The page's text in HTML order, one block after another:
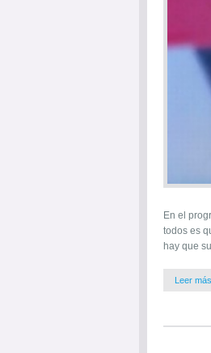
En el
todos es
hay que
Leer